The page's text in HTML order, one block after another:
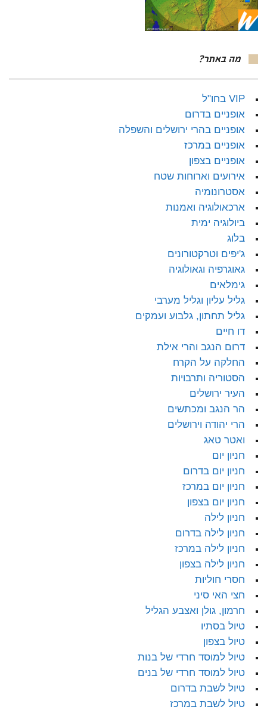
מה באתר?
VIP בחו"ל
אופניים בדרום
אופניים בהרי ירושלים והשפלה
אופניים במרכז
אופניים בצפון
אירועים וארוחות שטח
אסטרונומיה
ארכאולוגיה ואמנות
ביולוגיה ימית
בלוג
ג'יפים וטרקטורונים
גאוגרפיה וגאולוגיה
גימלאים
גליל עליון וגליל מערבי
גליל תחתון, גלבוע ועמקים
דו חיים
דרום הנגב והרי אילת
החלקה על הקרח
הסטוריה ותרבויות
העיר ירושלים
הר הנגב ומכתשים
הרי יהודה וירושלים
ואטר טאג
חניון יום
חניון יום בדרום
חניון יום במרכז
חניון יום בצפון
חניון לילה
חניון לילה בדרום
חניון לילה במרכז
חניון לילה בצפון
חסרי חוליות
חצי האי סיני
חרמון, גולן ואצבע הגליל
טיול בסתיו
טיול בצפון
טיול למוסד חרדי של בנות
טיול למוסד חרדי של בנים
טיול לשבת בדרום
טיול לשבת במרכז